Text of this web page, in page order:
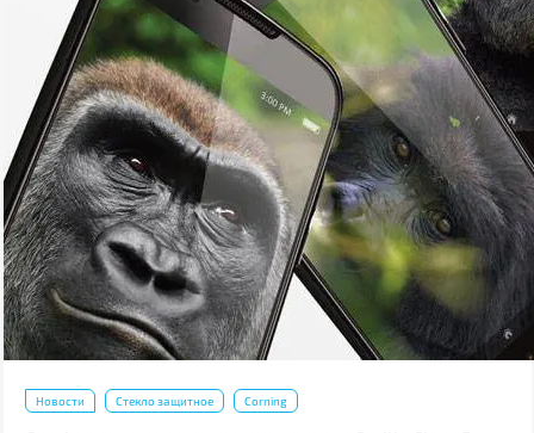
Новости Стекло защитное Corning